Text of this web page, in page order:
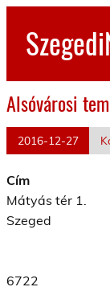
Skip
content
Alsóvárosi
2016-12-27
Cím
Mátyás tér 1.
Szeged
6722